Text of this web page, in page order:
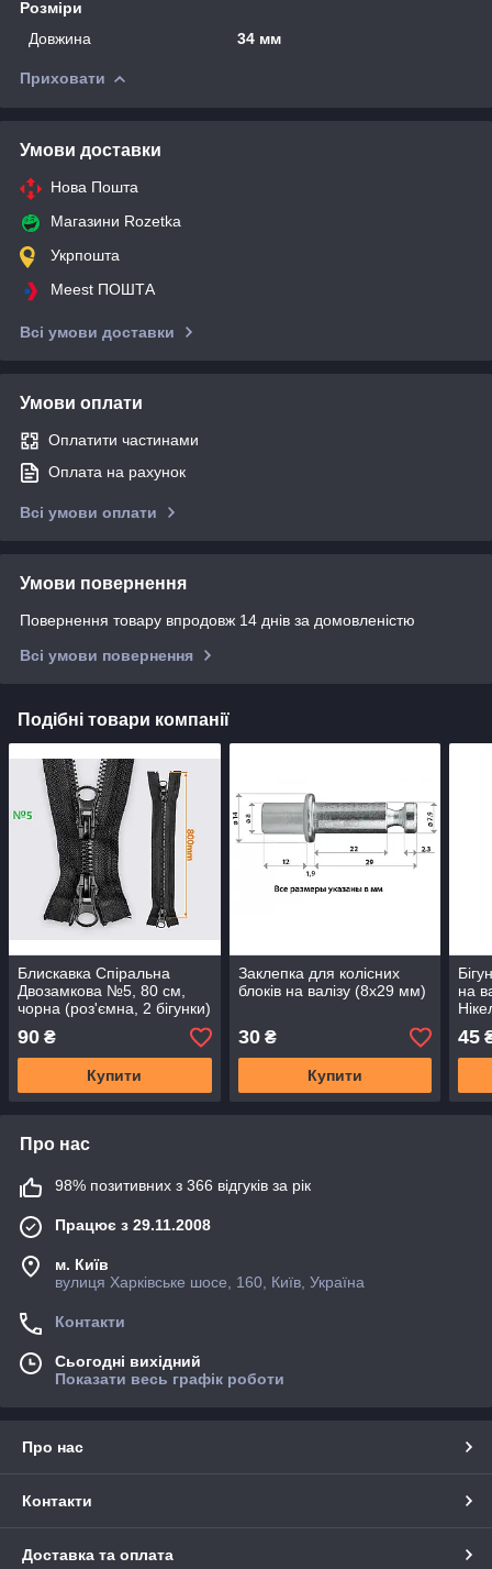
Розміри
Довжина
34 мм
Приховати
Умови доставки
Нова Пошта
Магазини Rozetka
Укрпошта
Meest ПОШТА
Всі умови доставки
Умови оплати
Оплатити частинами
Оплата на рахунок
Всі умови оплати
Умови повернення
Повернення товару впродовж 14 днів за домовленістю
Всі умови повернення
Подібні товари компанії
Блискавка Спіральна
Двозамкова №5, 80 см,
чорна (роз'ємна, 2 бігунки)
90 ₴
Купити
Заклепка для колісних
блоків на валізу (8х29 мм)
30₴
Купити
на
45
Про нас
98% позитивних з 366 відгуків за рік
Працює з 29.11.2008
м. Київ
вулиця Харківське шосе, 160, Київ, Україна
Контакти
Сьогодні вихідний
Показати весь графік роботи
Про нас
Контакти
Доставка та оплата